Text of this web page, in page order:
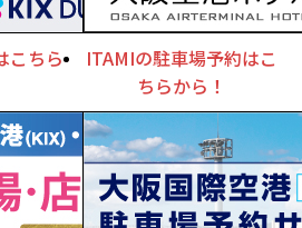
こちら
ITAMIの駐車場予約はこ
ちらから！